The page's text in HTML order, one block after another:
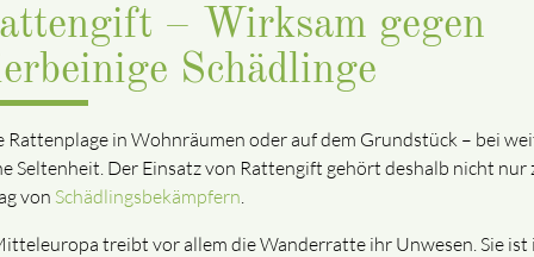
– Wirksam gegen
Schädlinge
Rattenplage in Wohnräumen oder auf dem Grundstück – bei
Seltenheit. Der Einsatz von Rattengift gehört deshalb nicht nur
von Schädlingsbekämpfern.
treibt vor allem die Wanderratte ihr Unwesen. Sie ist